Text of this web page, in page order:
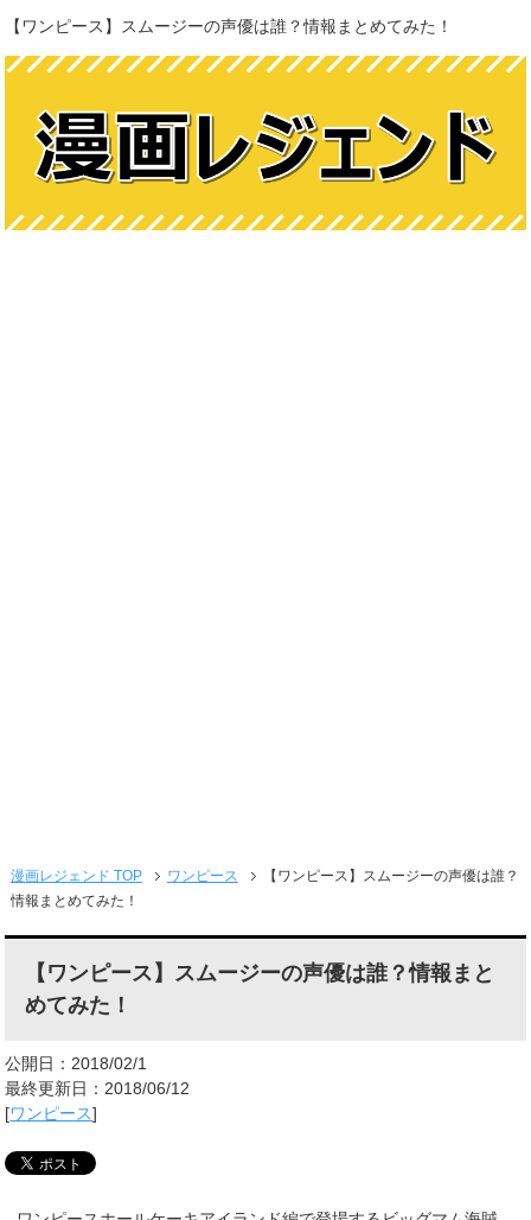
【ワンピース】スムージーの声優は誰？情報まとめてみた！
漫画レジェンド TOP ワンピース
【ワンピース】スムージーの声優は誰？
情報まとめてみた！
【ワンピース】スムージーの声優は誰？情報まと
めてみた！
公開日：2018/02/1
最終更新日：2018/06/12
[ワンピース]